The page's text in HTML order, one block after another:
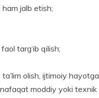
jalb etish;
targ‘ib qilish;
olish, ijtimoiy hayotga
nafaqat moddiy yoki texnik